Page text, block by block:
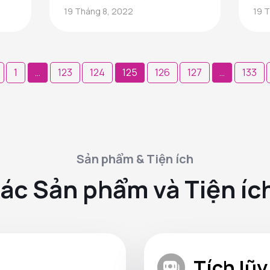
của kiếm tiền với
19 Tháng 8, 2022 19
1 … 123 124 125 126 127 … 133
Sản phẩm & Tiện ích
Sản phẩm và Tiện